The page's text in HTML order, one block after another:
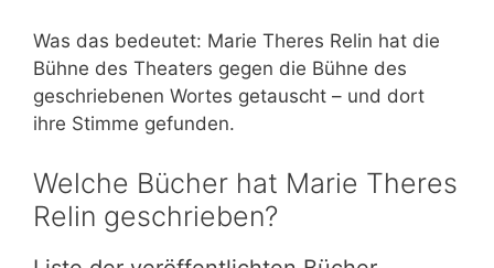
Was das bedeutet: Marie Theres Relin hat die
Bühne des Theaters gegen die Bühne des
geschriebenen Wortes getauscht – und dort
ihre Stimme gefunden.
Welche Bücher hat Marie Theres
Relin geschrieben?